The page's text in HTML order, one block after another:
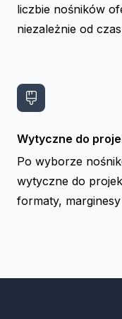
liczbie nośników
niezależnie od
Wytyczne do
Po wyborze
wytyczne do
formaty,